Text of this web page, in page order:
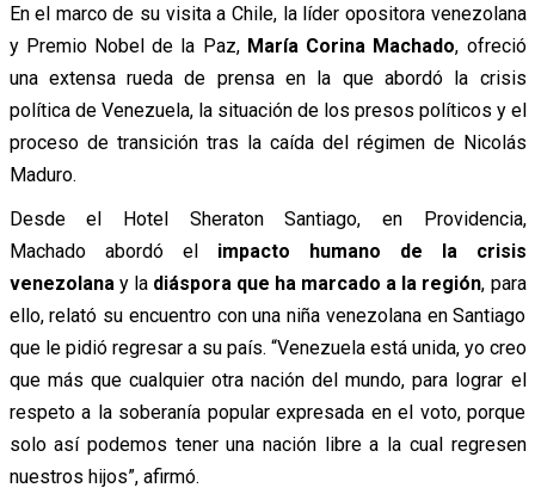
En el marco de su visita a Chile, la líder opositora venezolana
y Premio Nobel de la Paz, María Corina Machado, ofreció
una extensa rueda de prensa en la que abordó la crisis
política de Venezuela, la situación de los presos políticos y el
proceso de transición tras la caída del régimen de Nicolás
Maduro.
Desde el Hotel Sheraton Santiago, en Providencia,
Machado abordó elimpacto humano de la crisis
venezolana y la diáspora que ha marcado a la región, para
ello, relató su encuentro con una niña venezolana en Santiago
que le pidió regresar a su país. “Venezuela está unida, yo creo
que más que cualquier otra nación del mundo, para lograr el
respeto a la soberanía popular expresada en el voto, porque
solo así podemos tener una nación libre a la cual regresen
nuestros hijos”, afirmó.